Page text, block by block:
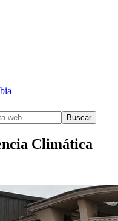
Climática